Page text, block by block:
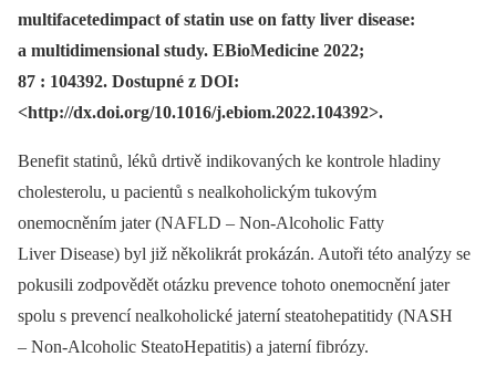
multifacetedimpact of statin use on fatty liver disease:
a multidimensional study. EBioMedicine 2022;
87 : 104392. Dostupné z DOI:
<http://dx.doi.org/10.1016/j.ebiom.2022.104392>.
Benefit statinů, léků drtivě indikovaných ke kontrole hladiny
cholesterolu, u pacientů s nealkoholickým tukovým
onemocněním jater (NAFLD –⁠ Non-Alcoholic Fatty
Liver Disease) byl již několikrát prokázán. Autoři této analýzy se
pokusili zodpovědět otázku prevence tohoto onemocnění jater
spolu s prevencí nealkoholické jaterní steatohepatitidy (NASH
–⁠ Non-Alcoholic SteatoHepatitis) a jaterní fibrózy.